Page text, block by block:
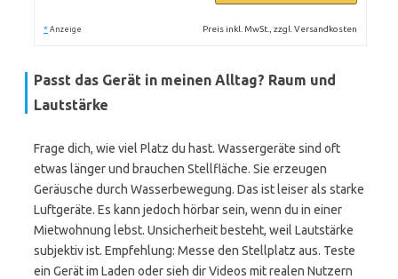
* Anzeige Preis inkl. MwSt., zzgl. Versandkosten
Passt das Gerät in meinen Alltag? Raum und
Lautstärke
Frage dich, wie viel Platz du hast. Wassergeräte sind oft
etwas länger und brauchen Stellfläche. Sie erzeugen
Geräusche durch Wasserbewegung. Das ist leiser als starke
Luftgeräte. Es kann jedoch hörbar sein, wenn du in einer
Mietwohnung lebst. Unsicherheit besteht, weil Lautstärke
subjektiv ist. Empfehlung: Messe den Stellplatz aus. Teste
ein Gerät im Laden oder sieh dir Videos mit realen Nutzern